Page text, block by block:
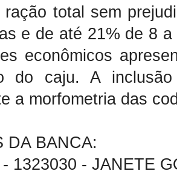
ração total sem
e de até 21% de 8
econômicos
do caju. A
a morfometria das
DA BANCA:
1323030 - JANETE